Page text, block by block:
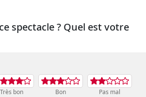
spectacle ? Quel est votre
Très bon Bon Pas mal